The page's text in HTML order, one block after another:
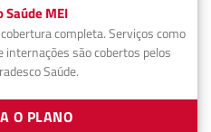
Saúde MEI
completa. Serviços como
internações são cobertos pelos
Saúde.
O PLANO